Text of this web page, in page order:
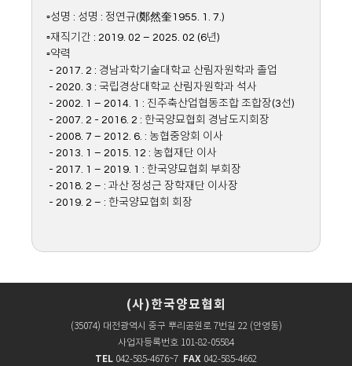
▫성명 : 성명 : 정연규(鄭然奎1955. 1. 7.)
▫재직기간 : 2019. 02 – 2025. 02 (6년)
▫약력
- 2017. 2 : 경남과학기술대학교 산림자원학과 졸업
- 2020. 3 : 국립경상대학교 산림자원학과 석사
- 2002. 1 – 2014. 1 : 진주축산업협동조합 조합장(3선)
- 2007. 2 - 2016. 2 : 한국양묘협회 경남도지회장
- 2008. 7 – 2012. 6. : 농협중앙회 이사
- 2013. 1 – 2015. 12 : 농협재단 이사
- 2017. 1 – 2019. 1 : 한국양묘협회 부회장
- 2018. 2 – : 과산 정성근 장학재단 이사장
- 2019. 2 – : 한국양묘협회 회장
(사)한국양묘협회
(35074) 대전광역시 중구 뿌리공원로 7번길 22 (안영동)
사업자등록번호 101-82-05584
TEL 042-585-4676~7 FAX 042-585-4662